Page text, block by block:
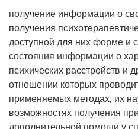
получение информации о
получения
доступной для них форме и
состояния информации о
психических расстройств и
отношении которых
применяемых методах, их
возможностях получения